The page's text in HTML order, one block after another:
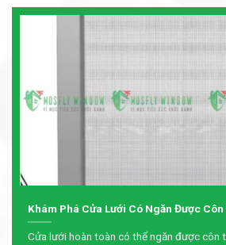
Khám Phá Cửa Lưới Có Ngăn Được
Cửa lưới hoàn toàn có thể ngăn được côn